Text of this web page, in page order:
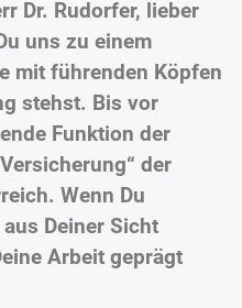
Dr. Rudorfer, lieber
uns zu einem
mit führenden Köpfen
stehst. Bis vor
Funktion der
der
Wenn Du
Deiner Sicht
Arbeit geprägt